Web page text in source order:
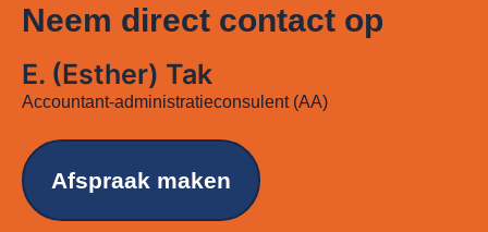
Neem direct contact op
E. (Esther) Tak
Accountant-administratieconsulent (AA)
Afspraak maken